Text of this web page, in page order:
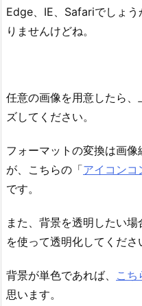
Edge、IE、Safariでしょ
りませんけどね。
任意の画像を用意したら
ズしてください。
フォーマットの変換は画
が、こちらの「アイコンコ
です。
また、背景を透明したい場
を使って透明化してくださ
背景が単色であれば、 こち
思います。